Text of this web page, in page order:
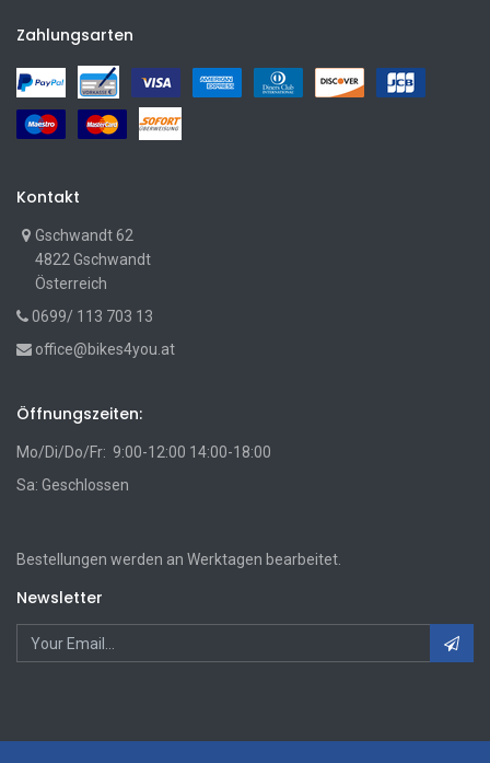
Zahlungsarten
Kontakt
Gschwandt 62
4822 Gschwandt
Österreich
0699/ 113 703 13
office@bikes4you.at
Öffnungszeiten:
Mo/Di/Do/Fr: 9:00-12:00 14:00-18:00
Sa: Geschlossen
Bestellungen werden an Werktagen bearbeitet.
Newsletter